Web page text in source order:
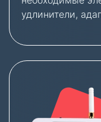
удлинители,